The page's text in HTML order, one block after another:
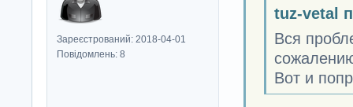
Зареєстрований: 2018-04-01
Повідомлень: 8
tuz-vetal
Вся
Вот и